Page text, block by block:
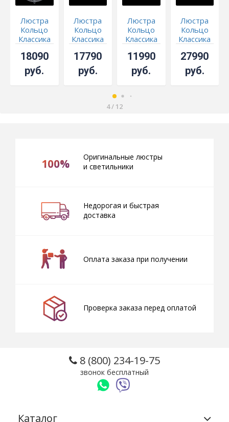
Люстра
Кольцо
Классика
подвесом
18090
руб.
Люстра
Кольцо
Классика
700 мм
17790
руб.
Люстра
Кольцо
Классика
красная
11990
руб.
Люстра
Кольцо
Классика
800 мм
27990
руб.
4/ 12
100%
Оригинальные люстры
и светильники
Недорогая и быстрая
доставка
Оплата заказа при получении
Проверка заказа перед оплатой
8 (800) 234-19-75
звонок бесплатный
Каталог